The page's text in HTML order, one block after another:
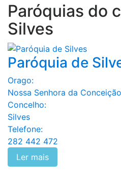
Paróquias do
Silves
Paróquia de
Orago:
Nossa Senhora da
Concelho:
Silves
Telefone:
282 442 472
Ler mais